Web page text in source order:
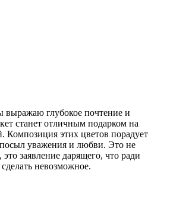
глубокое почтение и
станет отличным подарком на
Композиция этих цветов порадует
посыл уважения и любви. Это не
заявление дарящего, что ради
невозможное.